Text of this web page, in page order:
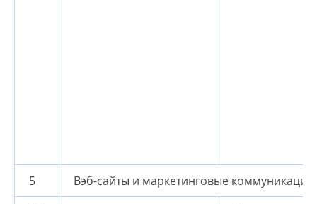
5 Вэб-сайты и маркетинговые коммуникации